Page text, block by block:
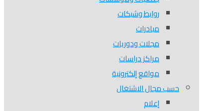
روابط وشبكات
مبادرات
مجلات ودوريات
مراكز دراسات
مواقع إلكترونية
حسب مجال الاشتغال
إعلام